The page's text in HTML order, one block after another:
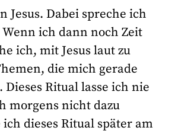
Jesus. Dabei spreche ich
Wenn ich dann noch Zeit
ich, mit Jesus laut zu
die mich gerade
Dieses Ritual lasse ich nie
morgens nicht dazu
dieses Ritual später am